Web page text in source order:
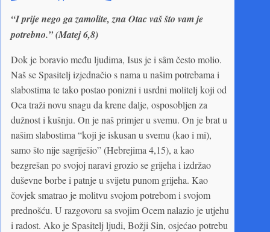
“I prije nego ga zamolite, zna Otac vaš što vam je
potrebno.” (Matej 6,8)
Dok je boravio među ljudima, Isus je i sâm često molio.
Naš se Spasitelj izjednačio s nama u našim potrebama i
slabostima te tako postao ponizni i usrdni molitelj koji od
Oca traži novu snagu da krene dalje, osposobljen za
dužnost i kušnju. On je naš primjer u svemu. On je brat u
našim slabostima “koji je iskusan u svemu (kao i mi),
samo što nije sagriješio” (Hebrejima 4,15), a kao
bezgrešan po svojoj naravi grozio se grijeha i izdržao
duševne borbe i patnje u svijetu punom grijeha. Kao
čovjek smatrao je molitvu svojom potrebom i svojom
prednošću. U razgovoru sa svojim Ocem nalazio je utjehu
i radost. Ako je Spasitelj ljudi, Božji Sin, osjećao potrebu